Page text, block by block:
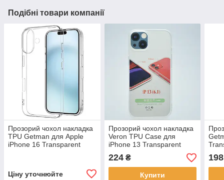
Подібні товари компанії
Прозорий чохол накладка
TPU Getman для Apple
iPhone 16 Transparent
Ціну уточнюйте
Прозорий чохол накладка
Veron TPU Case для
iPhone 13 Transparent
224₴
Купити
198